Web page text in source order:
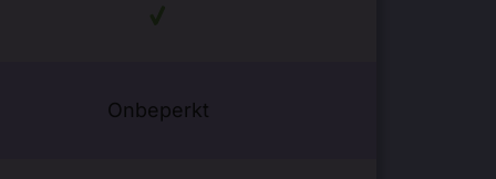
Onbeperkt